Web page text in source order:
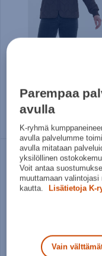
Norm. hinta:89,90€
30pv alin hinta: 35,96€
44
Parempaa
avulla
K-ryhmä
avulla palvelumme
avulla mitataan
yksilöllinen
Voit antaa
muuttamaan valintojasi
kautta.
Lisätietoja K-
Vain